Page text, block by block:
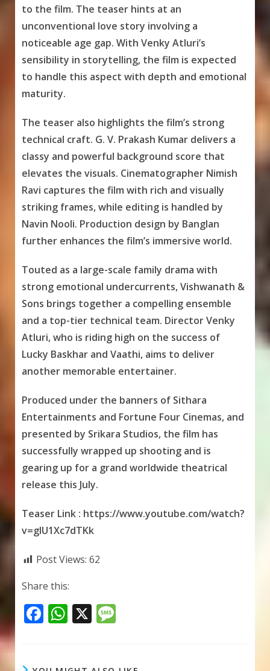
to the film. The teaser hints at an
unconventional love story involving a
noticeable age gap. With Venky Atluri’s
sensibility in storytelling, the film is expected
to handle this aspect with depth and emotional
maturity.
The teaser also highlights the film’s strong
technical craft. G. V. Prakash Kumar delivers a
classy and powerful background score that
elevates the visuals. Cinematographer Nimish
Ravi captures the film with rich and visually
striking frames, while editing is handled by
Navin Nooli. Production design by Banglan
further enhances the film’s immersive world.
Touted as a large-scale family drama with
strong emotional undercurrents, Vishwanath &
Sons brings together a compelling ensemble
and a top-tier technical team. Director Venky
Atluri, who is riding high on the success of
Lucky Baskhar and Vaathi, aims to deliver
another memorable entertainer.
Produced under the banners of Sithara
Entertainments and Fortune Four Cinemas, and
presented by Srikara Studios, the film has
successfully wrapped up shooting and is
gearing up for a grand worldwide theatrical
release this July.
Teaser Link : https://www.youtube.com/watch?
v=glU1Xc7dTKk
Post Views: 62
Share this:
F W X M